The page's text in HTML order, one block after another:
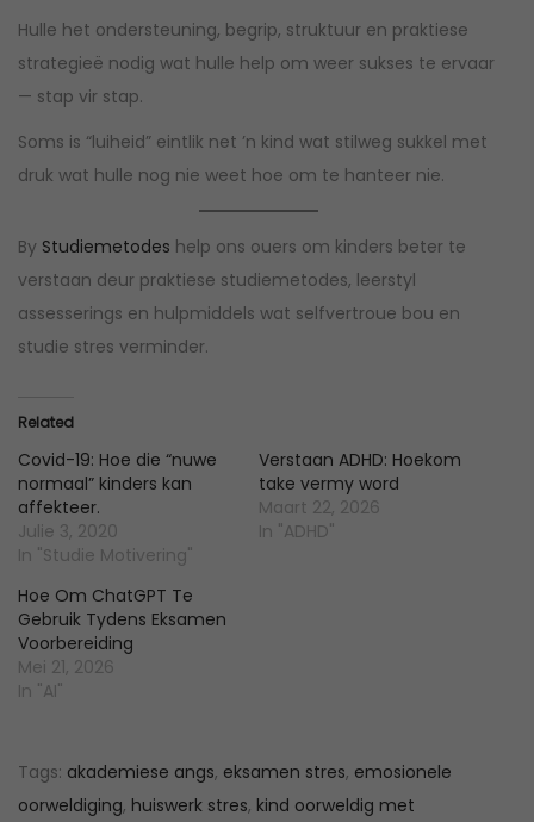
Hulle het ondersteuning, begrip, struktuur en praktiese
strategieë nodig wat hulle help om weer sukses te ervaar
— stap vir stap.
Soms is “luiheid” eintlik net ’n kind wat stilweg sukkel met
druk wat hulle nog nie weet hoe om te hanteer nie.
By Studiemetodes help ons ouers om kinders beter te
verstaan deur praktiese studiemetodes, leerstyl
assesserings en hulpmiddels wat selfvertroue bou en
studie stres verminder.
Related
Covid-19: Hoe die “nuwe
normaal” kinders kan
affekteer.
Julie 3, 2020
In "Studie Motivering"
Verstaan ADHD: Hoekom
take vermy word
Maart 22, 2026
In "ADHD"
Hoe Om ChatGPT Te
Gebruik Tydens Eksamen
Voorbereiding
Mei 21, 2026
In "AI"
Tags: akademiese angs, eksamen stres, emosionele
oorweldiging, huiswerk stres, kind oorweldig met